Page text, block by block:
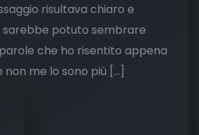
risultava chiaro e
sarebbe potuto sembrare
che ho risentito appena
me lo sono più […]